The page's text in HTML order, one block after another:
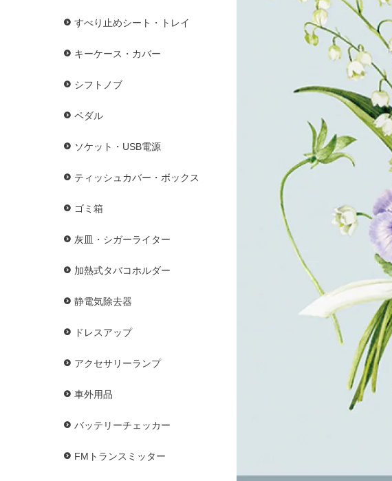
すべり止めシート・トレイ
キーケース・カバー
シフトノブ
ペダル
ソケット・USB電源
ティッシュカバー・ボックス
ゴミ箱
灰皿・シガーライター
加熱式タバコホルダー
静電気除去器
ドレスアップ
アクセサリーランプ
車外用品
バッテリーチェッカー
FMトランスミッター